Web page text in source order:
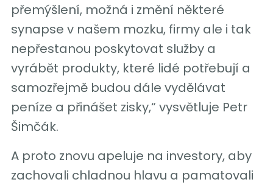
přemýšlení, možná i změní některé
synapse v našem mozku, firmy ale i tak
nepřestanou poskytovat služby a
vyrábět produkty, které lidé potřebují a
samozřejmě budou dále vydělávat
peníze a přinášet zisky,“ vysvětluje Petr
Šimčák.
A proto znovu apeluje na investory, aby
zachovali chladnou hlavu a pamatovali